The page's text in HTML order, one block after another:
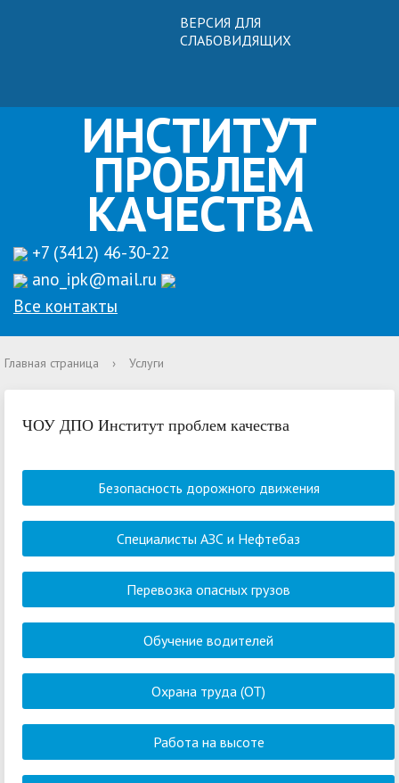
ВЕРСИЯ ДЛЯ
СЛАБОВИДЯЩИХ
ИНСТИТУТ
ПРОБЛЕМ
КАЧЕСТВА
+7 (3412) 46-30-22
ano_ipk@mail.ru
Все контакты
Главная страница › Услуги
ЧОУ ДПО Институт проблем качества
Безопасность дорожного движения
Специалисты АЗС и Нефтебаз
Перевозка опасных грузов
Обучение водителей
Охрана труда (ОТ)
Работа на высоте